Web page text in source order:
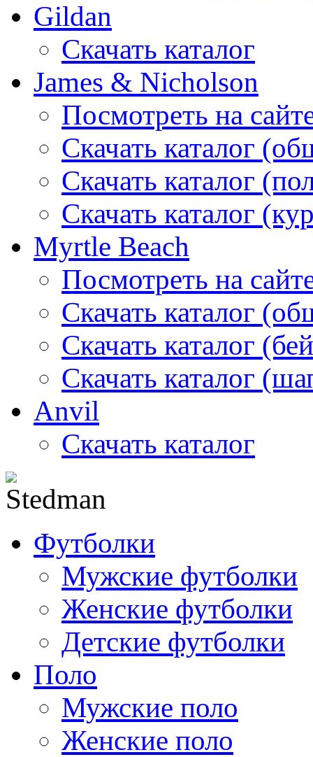
Gildan
Скачать каталог
James & Nicholson
Посмотреть на
Скачать каталог
Скачать каталог
Скачать каталог
Myrtle Beach
Посмотреть на
Скачать каталог
Скачать каталог
Скачать каталог
Anvil
Скачать каталог
Футболки
Мужские футболки
Женские футболки
Детские футболки
Поло
Мужские поло
Женские поло